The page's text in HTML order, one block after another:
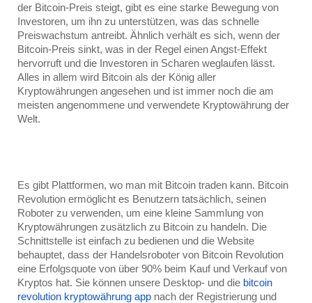
der Bitcoin-Preis steigt, gibt es eine starke Bewegung von
Investoren, um ihn zu unterstützen, was das schnelle
Preiswachstum antreibt. Ähnlich verhält es sich, wenn der
Bitcoin-Preis sinkt, was in der Regel einen Angst-Effekt
hervorruft und die Investoren in Scharen weglaufen lässt.
Alles in allem wird Bitcoin als der König aller
Kryptowährungen angesehen und ist immer noch die am
meisten angenommene und verwendete Kryptowährung der
Welt.
Es gibt Plattformen, wo man mit Bitcoin traden kann. Bitcoin
Revolution ermöglicht es Benutzern tatsächlich, seinen
Roboter zu verwenden, um eine kleine Sammlung von
Kryptowährungen zusätzlich zu Bitcoin zu handeln. Die
Schnittstelle ist einfach zu bedienen und die Website
behauptet, dass der Handelsroboter von Bitcoin Revolution
eine Erfolgsquote von über 90% beim Kauf und Verkauf von
Kryptos hat. Sie können unsere Desktop- und die bitcoin
revolution kryptowährung app nach der Registrierung und